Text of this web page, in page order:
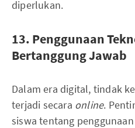
diperlukan.
13. Penggunaan
Bertanggung Jawab
Dalam era digital, tindak
terjadi secara online.
siswa tentang